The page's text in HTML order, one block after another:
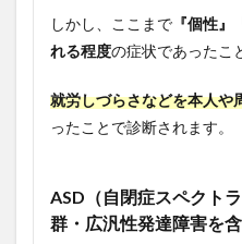
しかし、ここまで 『個性
れる程度の症状であったこ
就労しづらさなどを本人や
ったことで診断されます。
ASD（自閉症スペクト
群・広汎性発達障害を含